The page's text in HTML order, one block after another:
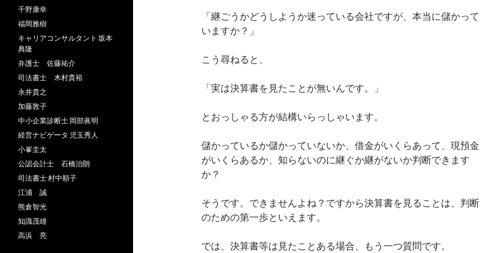
「継ごうかどうしようか迷っている会社ですが、本当に儲かって
いますか？」
こう尋ねると、
「実は決算書を見たことが無いんです。」
とおっしゃる方が結構いらっしゃいます。
儲かっているか儲かっていないか、借金がいくらあって、現預金
がいくらあるか、知らないのに継ぐか継がないか判断できます
か？
そうです。できませんよね？ですから決算書を見ることは、判断
のための第一歩といえます。
では、決算書等は見たことある場合、もう一つ質問です。
千野康幸
福岡雅樹
キャリアコンサルタント 坂本
典隆
弁護士 佐藤祐介
司法書士 木村貴裕
永井貴之
加藤敦子
中小企業診断士 岡部眞明
経営ナビゲータ 児玉秀人
小峯圭太
公認会計士 石橋治朗
司法書士 村中順子
江浦 誠
熊倉智光
知識茂雄
高浜 亮